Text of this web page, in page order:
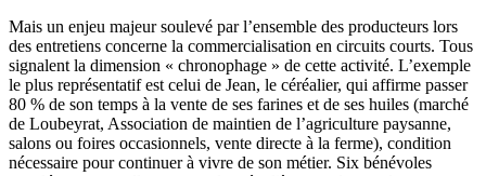
Mais un enjeu majeur soulevé par l’ensemble des producteurs lors
des entretiens concerne la commercialisation en circuits courts. Tous
signalent la dimension « chronophage » de cette activité. L’exemple
le plus représentatif est celui de Jean, le céréalier, qui affirme passer
80 % de son temps à la vente de ses farines et de ses huiles (marché
de Loubeyrat, Association de maintien de l’agriculture paysanne,
salons ou foires occasionnels, vente directe à la ferme), condition
nécessaire pour continuer à vivre de son métier. Six bénévoles